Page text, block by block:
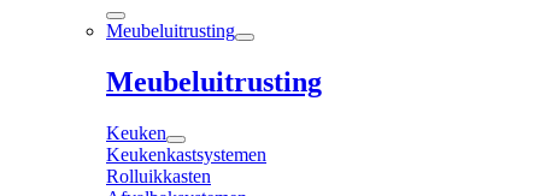
Meubeluitrusting
Meubeluitrusting
Keuken
Keukenkastsystemen
Rolluikkasten